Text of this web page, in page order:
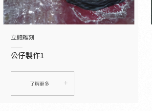
立體雕刻
公仔製作1
了解更多